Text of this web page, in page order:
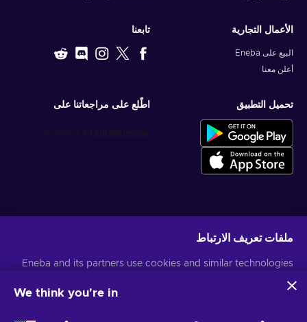
الأعمال التجارية
البيع على Eneba
أعلن معنا
تابعنا
تحميل التطبيق اطّلع على مراجعاتنا على
ملفات تعريف الارتباط
Eneba and its partners use cookies and similar technologies
website. We use this information to enhance content,
may also be used for ads personalization.
We think you're in